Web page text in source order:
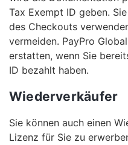
Tax Exempt ID geben.
des Checkouts
vermeiden. PayPro
erstatten, wenn Sie
ID bezahlt haben.
Wiederverkäufer
Sie können auch einen
Lizenz für Sie zu